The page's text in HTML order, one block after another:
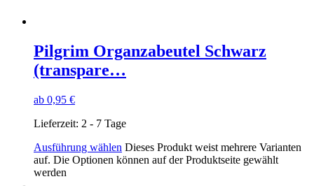
Pilgrim Organzabeutel Schwarz
(transpare…
ab 0,95 €
Lieferzeit: 2 - 7 Tage
Ausführung wählen Dieses Produkt weist mehrere Varianten
auf. Die Optionen können auf der Produktseite gewählt
werden